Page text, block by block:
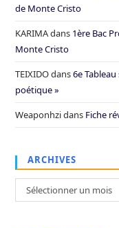
de Monte Cristo
KARIMAdans 1ère Bac
Monte Cristo
TEIXIDOdans6e
poétique »
Weaponhzidans Fiche
ARCHIVES
Archives
Sélectionner un mois